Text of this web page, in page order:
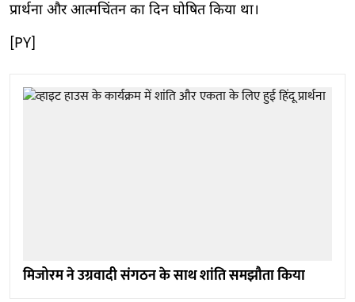
प्रार्थना और आत्मचिंतन का दिन घोषित किया था।
[PY]
मिजोरम ने उग्रवादी संगठन के साथ शांति समझौता किया